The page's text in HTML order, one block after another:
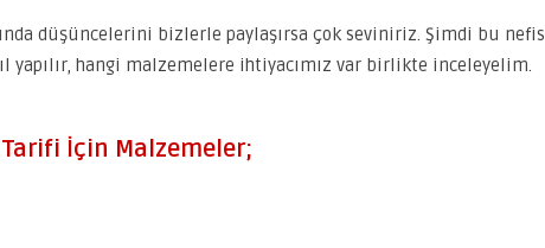
düşüncelerini bizlerle paylaşırsa çok seviniriz. Şimdi bu nefis
yapılır, hangi malzemelere ihtiyacımız var birlikte inceleyelim.
Tarifi İçin Malzemeler;